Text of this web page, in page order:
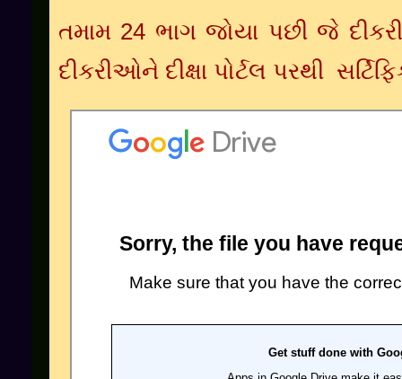
તમામ 24 ભાગ જોયા પછી જે
દીકરીઓને દીક્ષા પોર્ટલ પરથી